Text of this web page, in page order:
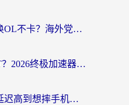
在美国怎么玩使命召唤OL不卡？海外党亲测有效的国服游戏加速器指南
海外非人学园卡成PPT？2026终极加速器指南：从暗区突围到王国纪元，一篇搞定
在国外玩新剑侠情缘延迟高到想摔手机？海外玩家亲测有效的加速器选择指南